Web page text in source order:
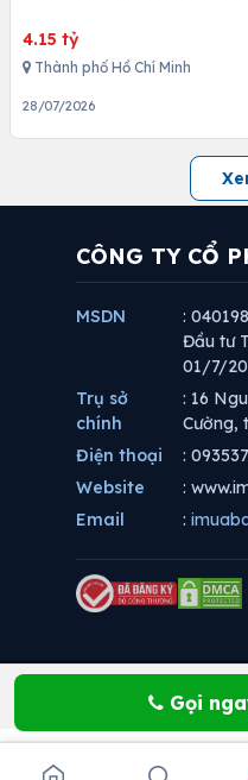
4.15 tỷ
Thành phố Hồ Chí Minh
28/07/2026
Gọi
CÔNG TY CỔ
MSDN
:
Đầu tư
01/7/
Trụ sở
chính
: 16
Cường,
Điện thoại
:
Website
:
Email
: